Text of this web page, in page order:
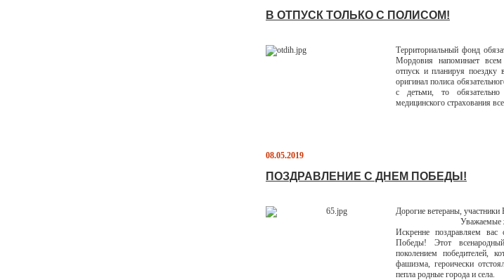
В ОТПУСК ТОЛЬКО С ПОЛИСОМ!
Территориальный фонд
Мордовия напоминает
отпуск и планируя поездку
оригинал полиса
с детьми, то
медицинского страхования
08.05.2019
ПОЗДРАВЛЕНИЕ С ДНЕМ ПОБЕДЫ!
Дорогие ветераны,
Уважаемые
Искренне поздравляем
Победы! Этот
поколением победителей,
фашизма, героически
пепла родные города и села.